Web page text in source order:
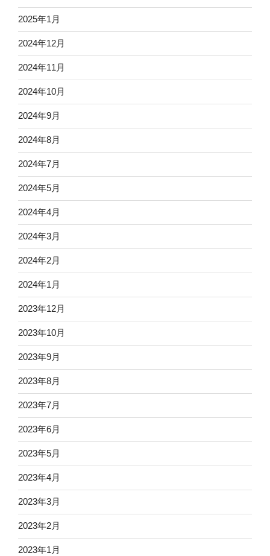
2025年1月
2024年12月
2024年11月
2024年10月
2024年9月
2024年8月
2024年7月
2024年5月
2024年4月
2024年3月
2024年2月
2024年1月
2023年12月
2023年10月
2023年9月
2023年8月
2023年7月
2023年6月
2023年5月
2023年4月
2023年3月
2023年2月
2023年1月